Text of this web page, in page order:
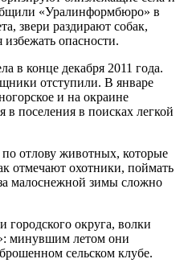
«Уралинформбюро» в
звери раздирают собак,
опасности.
в конце декабря 2011 года.
отступили. В январе
и на окраине
поселения в поисках легкой
отлову животных, которые
отмечают охотники, поймать
малоснежной зимы сложно
округа, волки
минувшим летом они
сельском клубе.